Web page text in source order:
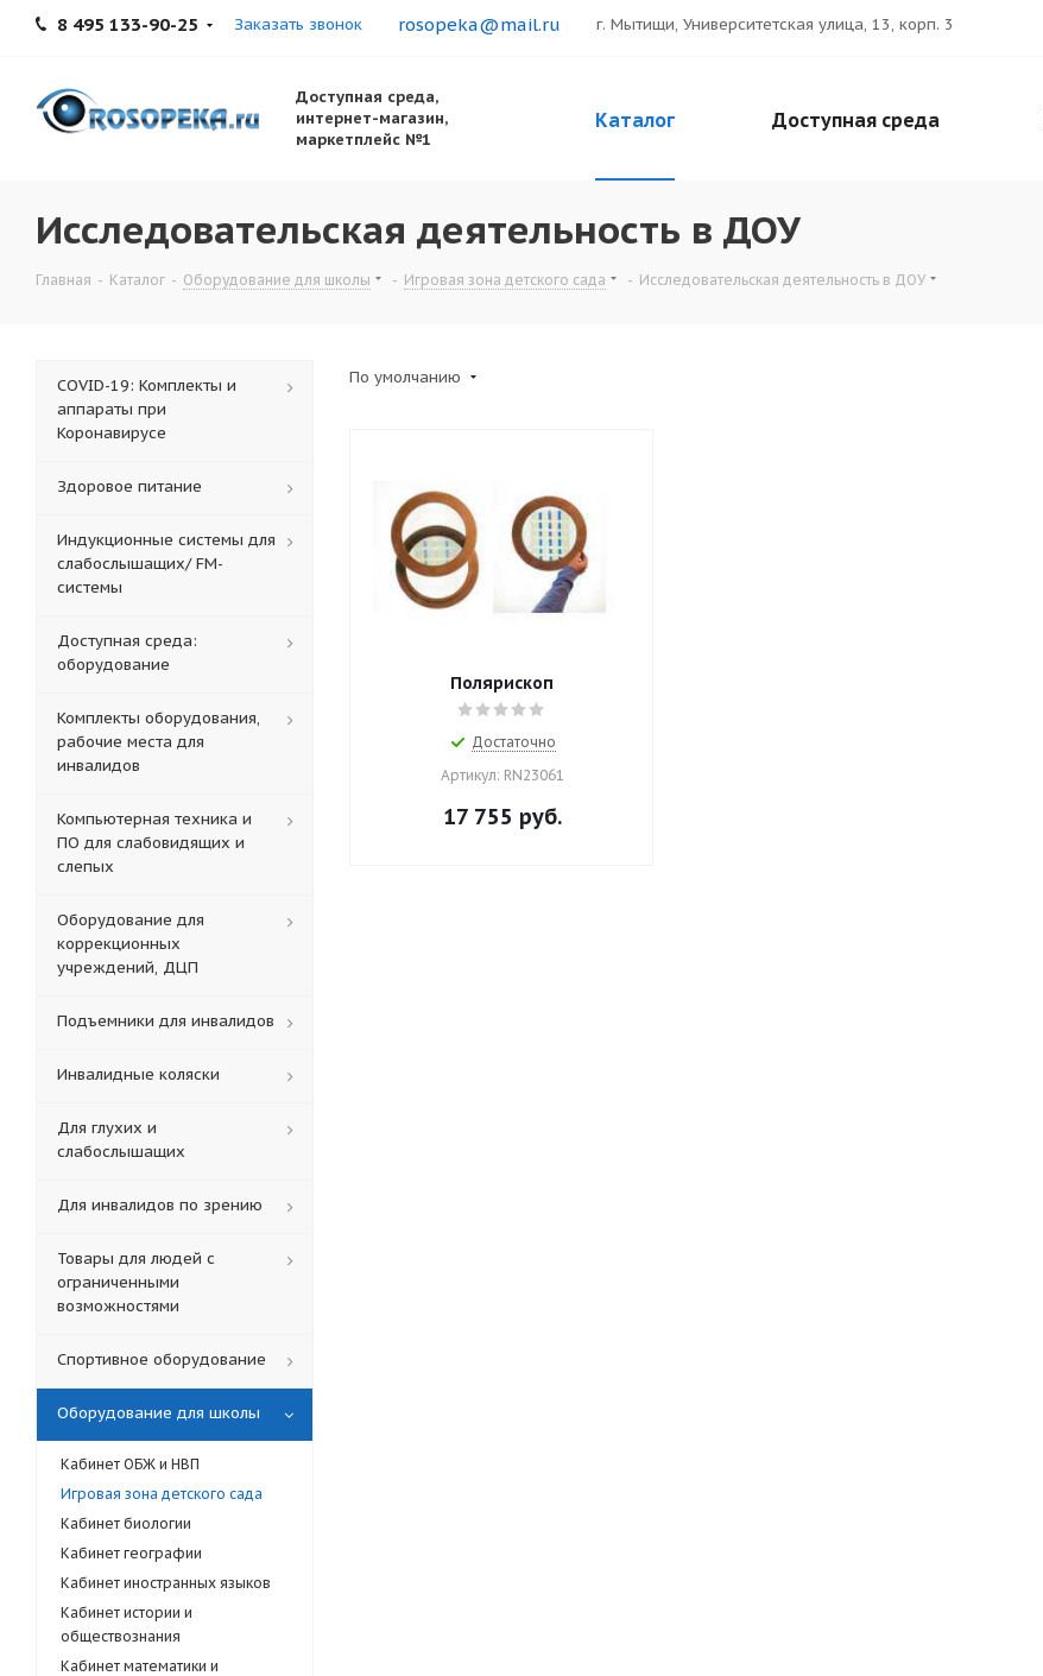
8 495 133-90-25 Заказать звонок rosopeka@mail.ru г. Мытищи, Университетская улица, 13, корп. 3
Доступная среда,
интернет-магазин,
маркетплейс №1
Каталог Доступная среда
Исследовательская деятельность в ДОУ
Главная - Каталог - Оборудование для школы - Игровая зона детского сада - Исследовательская деятельность в ДОУ
По умолчанию
Полярископ
Достаточно
Артикул: RN23061
17 755 руб.
COVID-19: Комплекты и
аппараты при
Коронавирусе
Здоровое питание
Индукционные системы для
слабослышащих/ FM-
системы
Доступная среда:
оборудование
Комплекты оборудования,
рабочие места для
инвалидов
Компьютерная техника и
ПО для слабовидящих и
слепых
Оборудование для
коррекционных
учреждений, ДЦП
Подъемники для инвалидов
Инвалидные коляски
Для глухих и
слабослышащих
Для инвалидов по зрению
Товары для людей с
ограниченными
возможностями
Спортивное оборудование
Оборудование для школы
Кабинет ОБЖ и НВП
Игровая зона детского сада
Кабинет биологии
Кабинет географии
Кабинет иностранных языков
Кабинет истории и
обществознания
Кабинет математики и